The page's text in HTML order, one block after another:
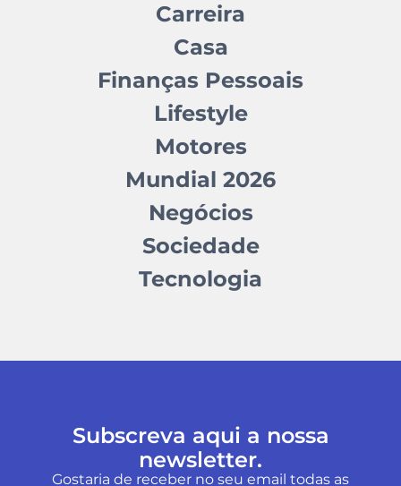
Carreira
Casa
Finanças Pessoais
Lifestyle
Motores
Mundial 2026
Negócios
Sociedade
Tecnologia
Subscreva aqui a nossa
newsletter.
Gostaria de receber no seu email todas as